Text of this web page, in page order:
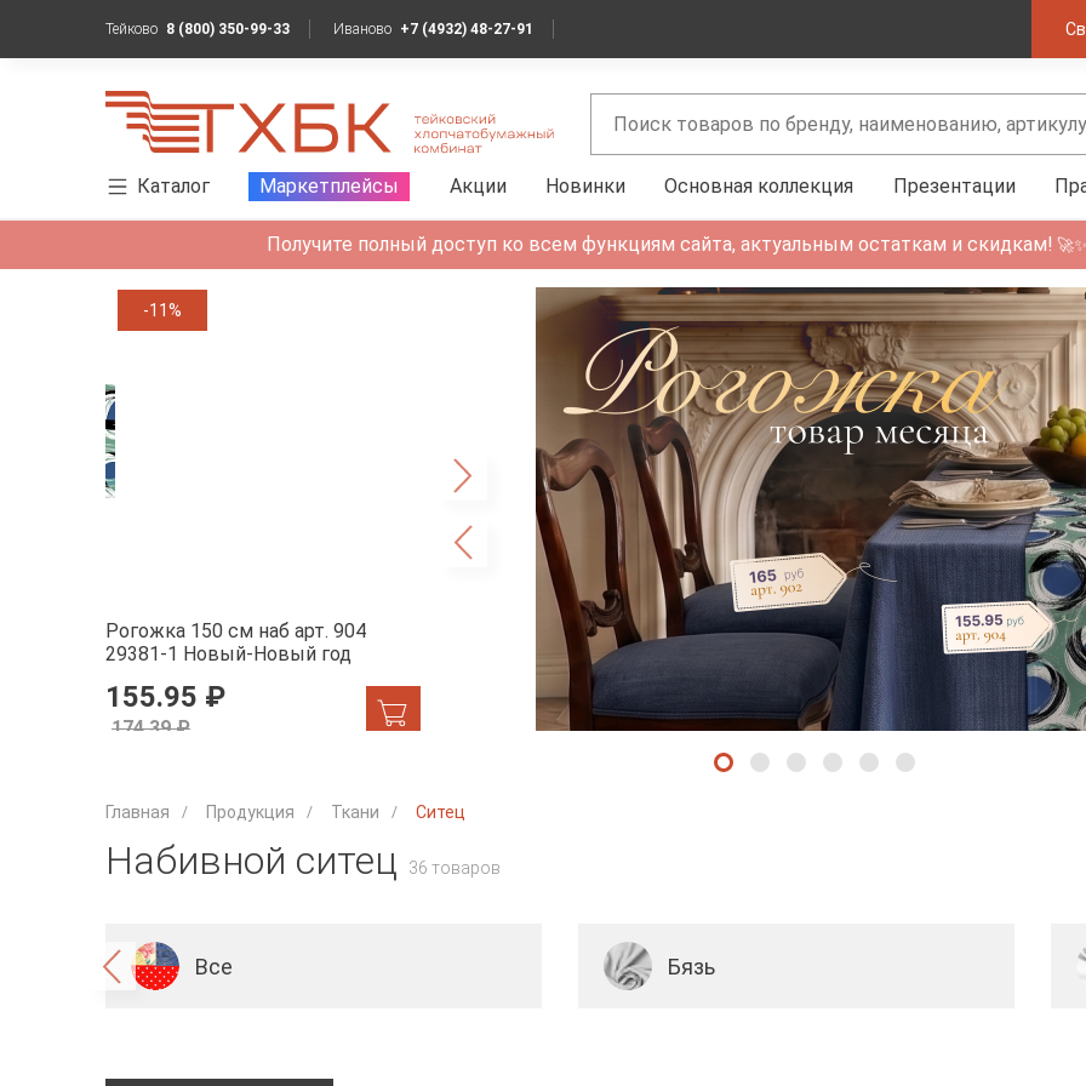
Тейково 8 (800) 350-99-33 Иваново +7 (4932) 48-27-91
Каталог Маркетплейсы Акции Новинки Основная коллекция Презентации
Получите полный доступ ко всем функциям сайта, актуальным остаткам и скидкам! 🚀✨
-11%
Рогожка 150 см наб арт. 904
29381-1 Новый-Новый год
155.95 ₽
174.39 ₽
Рогожка 150 см наб арт. 904
Главная Продукция Ткани Ситец
Набивной ситец 36 товаров
Все Бязь